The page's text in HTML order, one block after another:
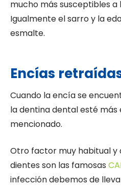
mucho más susceptibles a
Igualmente el sarro y la
esmalte.
Encías
Cuando la encía se
la dentina dental esté más
mencionado.
Otro factor muy habitual y
dientes son las famosas
infección debemos de